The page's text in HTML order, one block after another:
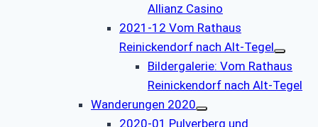
Allianz Casino
2021-12 Vom Rathaus
Reinickendorf nach Alt-Tegel
Bildergalerie: Vom Rathaus
Reinickendorf nach Alt-Tegel
Wanderungen 2020
2020-01 Pulverberg und